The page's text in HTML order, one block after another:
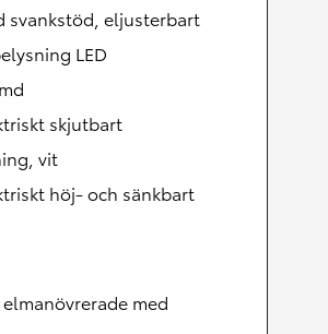
svankstöd, eljusterbart
LED
skjutbart
vit
höj- och sänkbart
med